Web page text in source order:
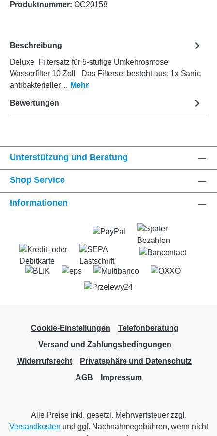
Produktnummer: OC20158
Beschreibung
Deluxe Filtersatz für 5-stufige Umkehrosmose
Wasserfilter 10 Zoll Das Filterset besteht aus: 1x Sanic
antibakterieller… Mehr
Bewertungen
Unterstützung und Beratung
Shop Service
Informationen
Cookie-Einstellungen
Telefonberatung
Versand und Zahlungsbedingungen
Widerrufsrecht
Privatsphäre und Datenschutz
AGB
Impressum
Alle Preise inkl. gesetzl. Mehrwertsteuer zzgl.
Versandkosten und ggf. Nachnahmegebühren, wenn nicht